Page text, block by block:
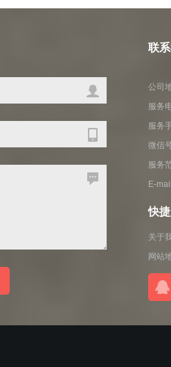
联
公司
服务
服务
微信
服务
E-
快
关于
网站